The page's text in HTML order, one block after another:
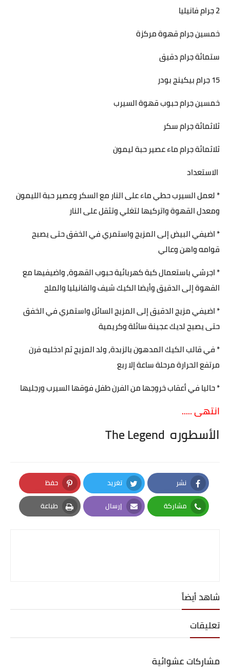
2 جرام فانيليا
خمسين جرام قهوة مركزة
ستمائة جرام دقيق
15 جرام بيكينج بودر
خمسين جرام حبوب قهوة السيرب
ثلاثمائة جرام سكر
ثلاثمائة جرام ماء عصير حبة ليمون
الاستعداد
* لعمل السيرب حطي ماء على النار مع السكر وعصير حبة الليمون
ومعدل القهوة واتركيها لتغلي وتثقل على النار
* اضيفي البيض إلى المزيج واستمري في الخفق حتى يصبح
قوامه واهن وعالي
* اجرشي باستعمال كبة كهربائية حبوب القهوة، واضيفيها مع
القهوة إلى الدقيق وأيضا الكيك شيف والفانيليا والملح
* اضيفي مزيج الدقيق إلى المزيج السائل واستمري في الخفق
حتى يصبح لديك عجينة سائلة وكريمية
* في قالب الكيك المدهون بالزبدة، ولد المزيج ثم ادخليه فرن
مرتفع الحرارة مرحلة ساعة إلا ربع
* حاليا في أعقاب خروجها من الفرن طفل فوقها السيرب ورجليها
انتهى .....
الأسطوره The Legend
نشر
Facebook
تغريد
Twitter
حفظ
Pinterest
مشاركة
Whatsapp
إرسال
Email
طباعة
Print
شاهد أيضاً
تعليقات
مشاركات عشوائية